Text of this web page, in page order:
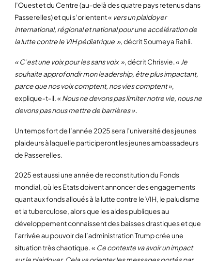
l’Ouest et du Centre (au-delà des quatre pays retenus dans
Passerelles) et qui s’orientent « vers un plaidoyer
international, régional et national pour une accélération de
la lutte contre le VIH pédiatrique », décrit Soumeya Rahli.
« C’est une voix pour les sans voix », décrit Chrisvie. « Je
souhaite approfondir mon leadership, être plus impactant,
parce que nos voix comptent, nos vies comptent »,
explique-t-il. « Nous ne devons pas limiter notre vie, nous ne
devons pas nous mettre de barrières ».
Un temps fort de l’année 2025 sera l’université des jeunes
plaideurs à laquelle participeront les jeunes ambassadeurs
de Passerelles.
2025 est aussi une année de reconstitution du Fonds
mondial, où les Etats doivent annoncer des engagements
quant aux fonds alloués à la lutte contre le VIH, le paludisme
et la tuberculose, alors que les aides publiques au
développement connaissent des baisses drastiques et que
l’arrivée au pouvoir de l’administration Trump crée une
situation très chaotique. « Ce contexte va avoir un impact